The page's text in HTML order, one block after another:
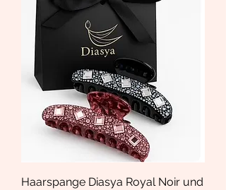
Haarspange Diasya Royal Noir und